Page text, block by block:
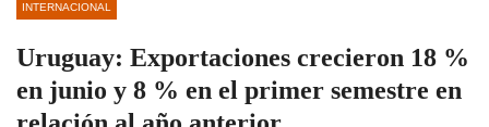
INTERNACIONAL
Uruguay: Exportaciones crecieron 18 %
en junio y 8 % en el primer semestre en